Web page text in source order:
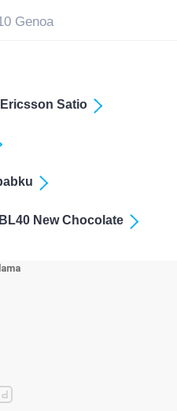
Genoa
Satio
New Chocolate